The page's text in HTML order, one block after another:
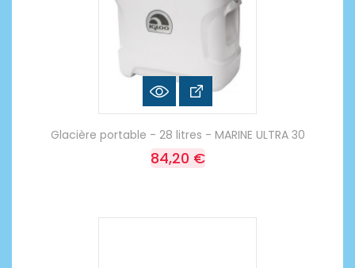
Glacière portable - 28 litres - MARINE ULTRA 30
84,20 €